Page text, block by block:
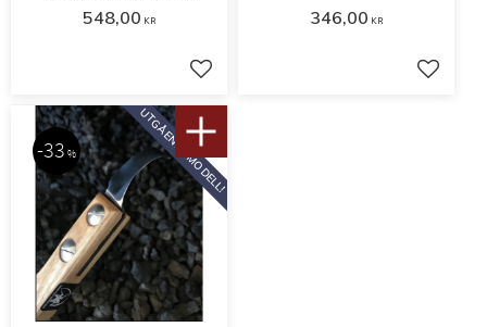
utformat handtag.
548,00 KR
Lägg till i favoriter
346,00 KR
Lägg
33 % UTGÅENDE MODELL!